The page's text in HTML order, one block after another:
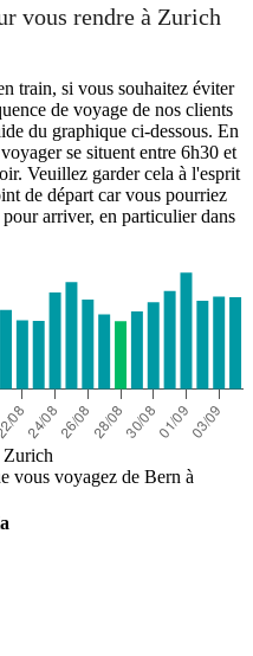
vous rendre à Zurich
train, si vous souhaitez éviter
de voyage de nos clients
du graphique ci-dessous. En
se situent entre 6h30 et
Veuillez garder cela à l'esprit
de départ car vous pourriez
arriver, en particulier dans
Zurich
vous voyagez de Bern à